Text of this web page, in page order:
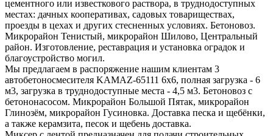
цементного или известкового раствора, в труднодоступных
местах: дачных кооперативах, садовых товариществах,
проезды в цехах и других стесненных условиях. Бетоновоз.
Микрорайон Тенистый, микрорайон Шилово, Центральный
район. Изготовление, реставрация и установка оградок и
благоустройство могил.
Мы предлагаем в распоряжение нашим клиентам 3
автобетоносмесителя KAMAZ-65111 6х6, полная загрузка - 6
м3, загрузка в труднодоступные места - 4,5 м3. Бетоновоз с
бетононасосом. Микрорайон Большой Пятак, микрорайон
Глинозём, микрорайон Гусиновка. Доставка песка и щебёнки,
а также керамзита, песок и щебень доставка.